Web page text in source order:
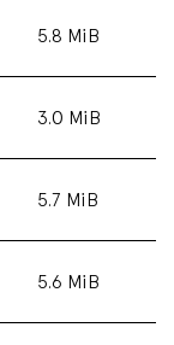
5.8 MiB
3.0 MiB
5.7 MiB
5.6 MiB